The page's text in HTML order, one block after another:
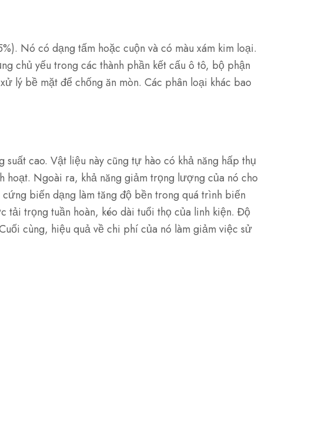
Nó có dạng tấm hoặc cuộn và có màu xám kim loại.
chủ yếu trong các thành phần kết cấu ô tô, bộ phận
lý bề mặt để chống ăn mòn. Các phân loại khác bao
cao. Vật liệu này cũng tự hào có khả năng hấp thụ
Ngoài ra, khả năng giảm trọng lượng của nó cho
biến dạng làm tăng độ bền trong quá trình biến
tải trọng tuần hoàn, kéo dài tuổi thọ của linh kiện. Độ
cùng, hiệu quả về chi phí của nó làm giảm việc sử